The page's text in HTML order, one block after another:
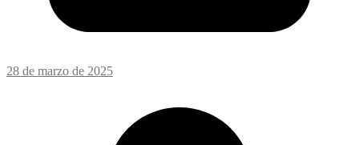
28 de marzo de 2025